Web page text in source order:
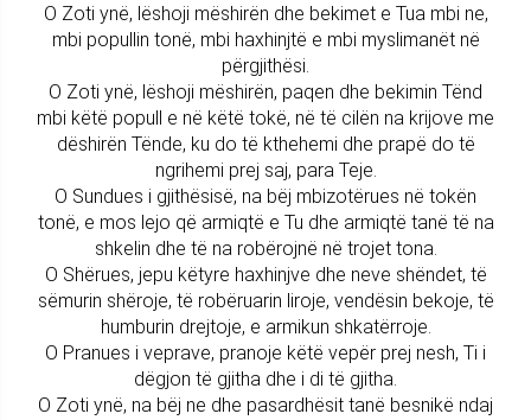
O Zoti ynë, lëshoji mëshirën dhe bekimet e Tua mbi ne,
mbi popullin tonë, mbi haxhinjtë e mbi myslimanët në
përgjithësi.
O Zoti ynë, lëshoji mëshirën, paqen dhe bekimin Tënd
mbi këtë popull e në këtë tokë, në të cilën na krijove me
dëshirën Tënde, ku do të kthehemi dhe prapë do të
ngrihemi prej saj, para Teje.
O Sundues i gjithësisë, na bëj mbizotërues në tokën
tonë, e mos lejo që armiqtë e Tu dhe armiqtë tanë të na
shkelin dhe të na robërojnë në trojet tona.
O Shërues, jepu këtyre haxhinjve dhe neve shëndet, të
sëmurin shëroje, të robëruarin liroje, vendësin bekoje, të
humburin drejtoje, e armikun shkatërroje.
O Pranues i veprave, pranoje këtë vepër prej nesh, Ti i
dëgjon të gjitha dhe i di të gjitha.
O Zoti ynë, na bëj ne dhe pasardhësit tanë besnikë ndaj